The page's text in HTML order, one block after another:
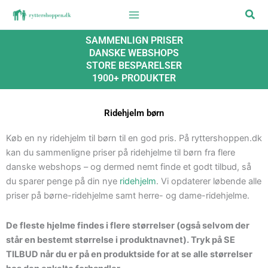
Søg
SAMMENLIGN PRISER
DANSKE WEBSHOPS
STORE BESPARELSER
1900+ PRODUKTER
Ridehjelm børn
Køb en ny ridehjelm til børn til en god pris. På ryttershoppen.dk
kan du sammenligne priser på ridehjelme til børn fra flere
danske webshops – og dermed nemt finde et godt tilbud, så
du sparer penge på din nye ridehjelm. Vi opdaterer løbende alle
priser på børne-ridehjelme samt herre- og dame-ridehjelme.
De fleste hjelme findes i flere størrelser (også selvom der
står en bestemt størrelse i produktnavnet). Tryk på SE
TILBUD når du er på en produktside for at se alle størrelser